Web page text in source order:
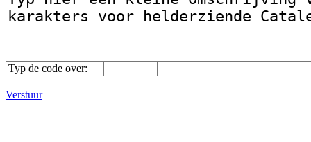
Typ de code over:
Verstuur